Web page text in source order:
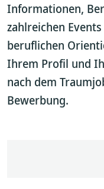
Informationen,
zahlreichen
beruflichen
Ihrem Profil und
nach dem
Bewerbung.